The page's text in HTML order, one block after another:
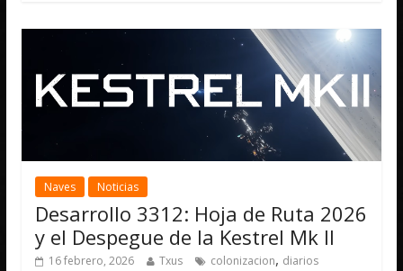
Naves Noticias
Desarrollo 3312: Hoja de Ruta 2026
y el Despegue de la Kestrel Mk II
16 febrero, 2026 Txus colonizacion, diarios